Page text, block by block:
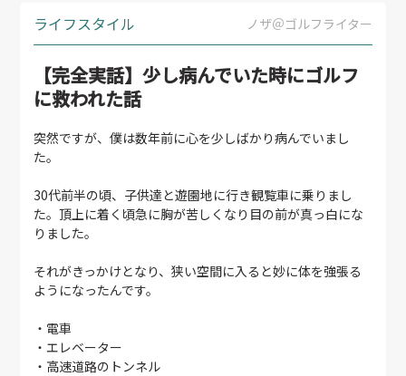
ライフスタイル ノザ＠ゴルフライター
【完全実話】少し病んでいた時にゴルフ
に救われた話
突然ですが、僕は数年前に心を少しばかり病んでいまし
た。
30代前半の頃、子供達と遊園地に行き観覧車に乗りまし
た。頂上に着く頃急に胸が苦しくなり目の前が真っ白にな
りました。
それがきっかけとなり、狭い空間に入ると妙に体を強張る
ようになったんです。
・電車
・エレベーター
・高速道路のトンネル